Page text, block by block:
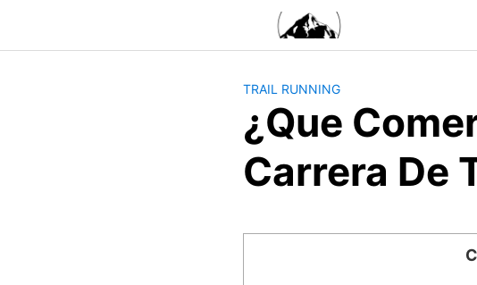
contenido
TRAIL RUNNING
¿que
Carrera De